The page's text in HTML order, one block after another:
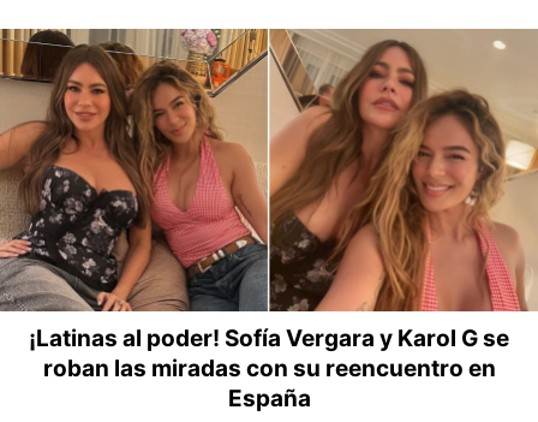
¡Latinas al poder! Sofía Vergara y Karol G se
roban las miradas con su reencuentro en
España